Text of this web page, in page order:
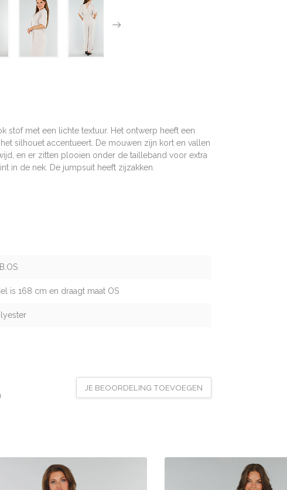
stof met een lichte textuur. Het ontwerp heeft een
silhouet accentueert. De mouwen zijn kort en vallen
en er zitten plooien onder de tailleband voor extra
in de nek. De jumpsuit heeft zijzakken.
is 168 cm en draagt maat OS
JE BEOORDELING TOEVOEGEN